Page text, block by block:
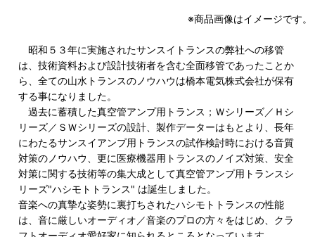
※商品画像はイメージです。
昭和５３年に実施されたサンスイトランスの弊社への移管
は、技術資料および設計技術者を含む全面移管であったことか
ら、全ての山水トランスのノウハウは橋本電気株式会社が保有
する事になりました。
過去に蓄積した真空管アンプ用トランス；Ｗシリーズ／Ｈシ
リーズ／ＳＷシリーズの設計、製作データーはもとより、長年
にわたるサンスイアンプ用トランスの試作検討時における音質
対策のノウハウ、更に医療機器用トランスのノイズ対策、安全
対策に関する技術等の集大成として真空管アンプ用トランスシ
リーズ"ハシモトトランス" は誕生しました。
音楽への真摯な姿勢に裏打ちされたハシモトトランスの性能
は、音に厳しいオーディオ／音楽のプロの方々をはじめ、クラ